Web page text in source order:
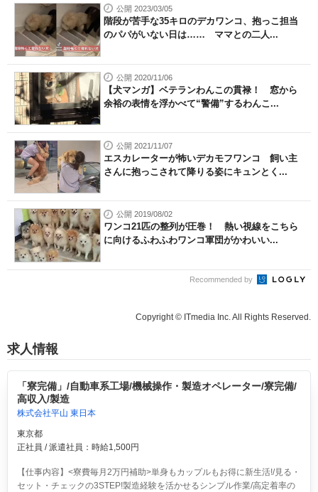
公開 2023/03/05
階段が苦手な35キロのデカワンコ、抱っこ担当
のパパがいない日は…… ママとの二人...
公開 2020/11/06
【犬マンガ】ベテランわんこの貫禄！ 窓から
余裕の表情を浮かべて“警備”するわんこ...
公開 2021/11/07
エスカレーターが怖いデカモフワンコ 飼い主
さんに抱っこされて降りる姿にキュンとく...
公開 2019/08/02
ワンコ21匹の整列が圧巻！ 熱い視線をこちら
に向けるふわふわワンコ軍団がかわいい...
Recommended by
Copyright © ITmedia Inc. All Rights Reserved.
求人情報
「寮完備」/自動車系工場/機械操作・製造オペレーター/寮完備/
高収入/製造
株式会社平山 東日本
東京都
正社員 / 派遣社員：時給1,500円
【仕事内容】<寮費毎月2万円補助>単身もカップルもお得に新生活!/見る・
セット・チェックの3STEP!製造経験を活かせるシンプル作業/高定着率の